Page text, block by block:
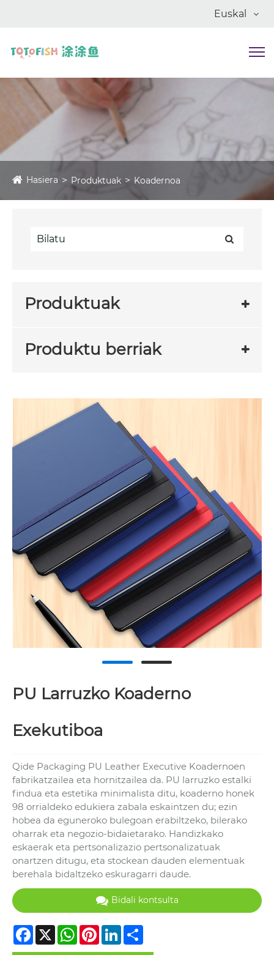
Euskal
Hasiera Produktuak Koadernoa
Produktuak
Produktu berriak
PU Larruzko Koaderno
Exekutiboa
Qide Packaging PU Leather Executive Koadernoen
fabrikatzailea eta hornitzailea da. PU larruzko estalki
findua eta estetika minimalista ditu, koaderno honek
98 orrialdeko edukiera zabala eskaintzen du; ezin
hobea da eguneroko bulegoan erabiltzeko, bilerako
oharrak eta negozio-bidaietarako. Handizkako
eskaerak eta pertsonalizazio pertsonalizatuak
onartzen ditugu, eta stockean dauden elementuak
berehala bidaltzeko eskuragarri daude.
Bidali kontsulta
Facebook
X WhatsApp
PinterestLinkedIn